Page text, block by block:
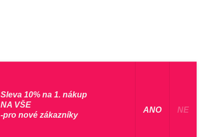
Sleva 10% na 1. nákup
NA VŠE
-pro nové zákazníky
​ ANO ​ NE